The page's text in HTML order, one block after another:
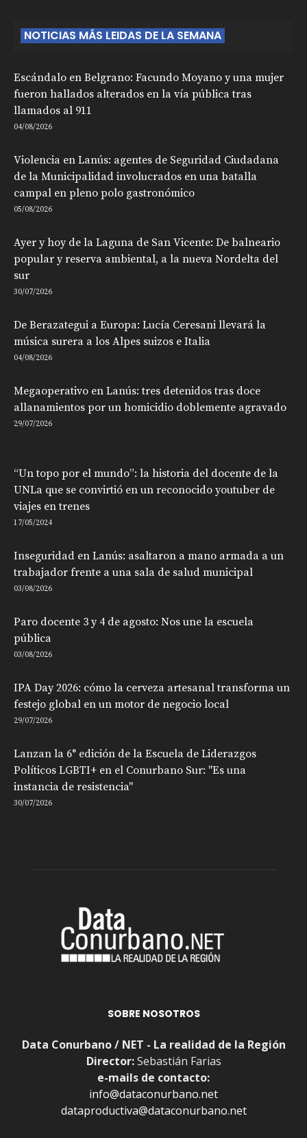
NOTICIAS MÁS LEIDAS DE LA SEMANA
Escándalo en Belgrano: Facundo Moyano y una mujer
fueron hallados alterados en la vía pública tras
llamados al 911
04/08/2026
Violencia en Lanús: agentes de Seguridad Ciudadana
de la Municipalidad involucrados en una batalla
campal en pleno polo gastronómico
05/08/2026
Ayer y hoy de la Laguna de San Vicente: De balneario
popular y reserva ambiental, a la nueva Nordelta del
sur
30/07/2026
De Berazategui a Europa: Lucía Ceresani llevará la
música surera a los Alpes suizos e Italia
04/08/2026
Megaoperativo en Lanús: tres detenidos tras doce
allanamientos por un homicidio doblemente agravado
29/07/2026
“Un topo por el mundo”: la historia del docente de la
UNLa que se convirtió en un reconocido youtuber de
viajes en trenes
17/05/2024
Inseguridad en Lanús: asaltaron a mano armada a un
trabajador frente a una sala de salud municipal
03/08/2026
Paro docente 3 y 4 de agosto: Nos une la escuela
pública
03/08/2026
IPA Day 2026: cómo la cerveza artesanal transforma un
festejo global en un motor de negocio local
29/07/2026
Lanzan la 6° edición de la Escuela de Liderazgos
Políticos LGBTI+ en el Conurbano Sur: "Es una
instancia de resistencia"
30/07/2026
SOBRE NOSOTROS
Data Conurbano / NET - La realidad de la Región
Director:Sebastián Farias
e-mails de contacto:
info@dataconurbano.net
dataproductiva@dataconurbano.net